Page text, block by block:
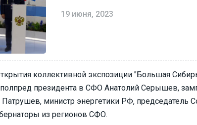
19 июня, 2023
коллективной экспозиции "Большая
президента в СФО Анатолий Серышев,
министр энергетики РФ, председатель
из регионов СФО.